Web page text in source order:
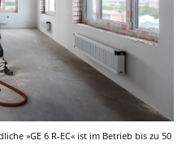
»GE 6 R-EC« ist im Betrieb bis zu 50